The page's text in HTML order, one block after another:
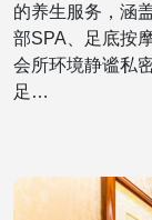
的养生服务，涵
部SPA、足底按
会所环境静谧私
足…